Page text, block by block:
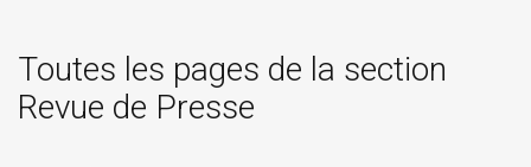
Toutes les pages de la section
Revue de Presse